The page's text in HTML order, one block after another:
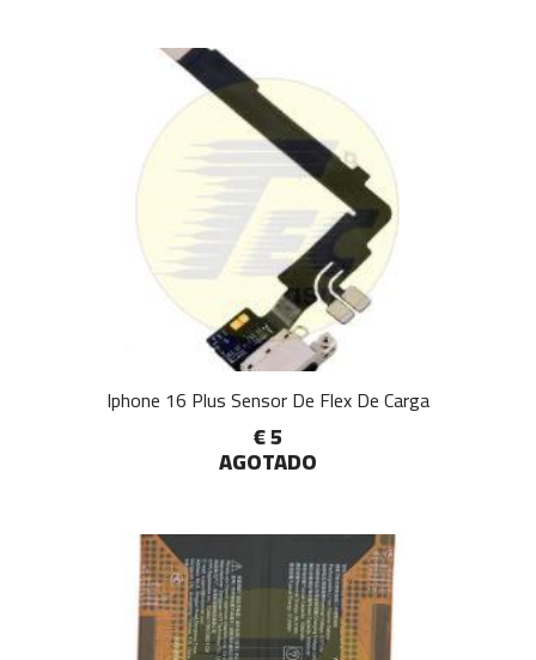
Iphone 16 Plus Sensor De Flex De Carga
€ 5
AGOTADO